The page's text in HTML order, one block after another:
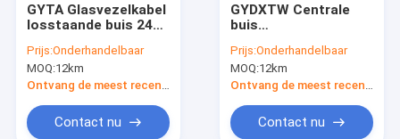
GYTA Glasvezelkabel
losstaande buis 24
communicatiemodus
Prijs:Onderhandelbaar
MOQ:12km
Contact nu
GYDXTW Centrale
buis
144 Kern Op maat
Prijs:Onderhandelbaar
MOQ:12km
Contact nu